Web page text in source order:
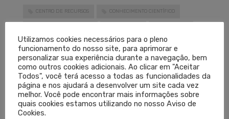
CENTRO DE RECURSOS CONHECIMENTO CIENTÍFICO
MEDPEDIA CREMERS MEDPEDIA RS
PLATAFORMA DE CONHECIMENTO
LEIA MAIS
PUBLICADO EM
Utilizamos cookies necessários para o pleno
funcionamento do nosso site, para aprimorar e
personalizar sua experiência durante a navegação, bem
como outros cookies adicionais. Ao clicar em "Aceitar
Todos", você terá acesso a todas as funcionalidades da
página e nos ajudará a desenvolver um site cada vez
melhor. Você pode encontrar mais informações sobre
quais cookies estamos utilizando no nosso Aviso de
Cookies.